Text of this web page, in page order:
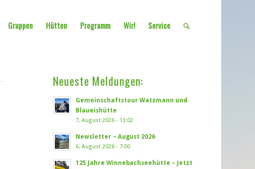
Gruppen Hütten Programm Wir! Service
Neueste Meldungen:
Gemeinschaftstour Watzmann und
Blaueishütte
7. August 2026 - 13:02
Newsletter – August 2026
6. August 2026 - 7:00
125 Jahre Winnebachseehütte – Jetzt